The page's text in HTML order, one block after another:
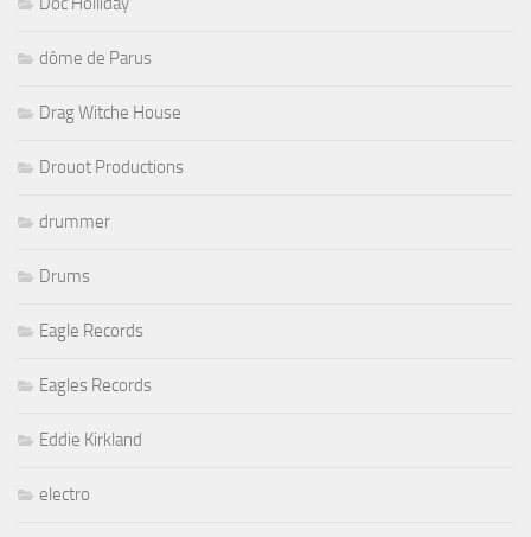
dôme de Parus
Drag Witche House
Drouot Productions
drummer
Drums
Eagle Records
Eagles Records
Eddie Kirkland
electro